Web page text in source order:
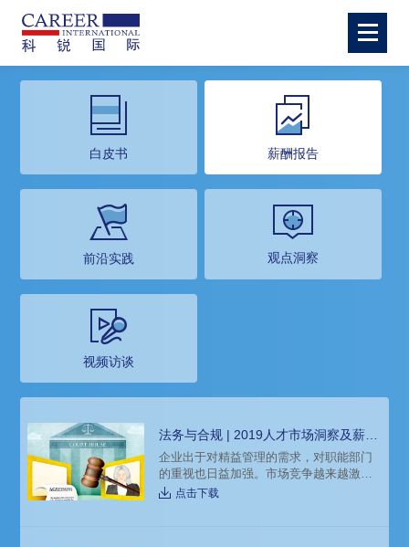
白皮书 薪酬报告
前沿实践 观点洞察
视频访谈
法务与合规 | 2019人才市场洞察及薪酬
指南
企业出于对精益管理的需求，对职能部门
的重视也日益加强。市场竞争越来越激
烈，对于法务职能更加贴近业务也提出了
点击下载